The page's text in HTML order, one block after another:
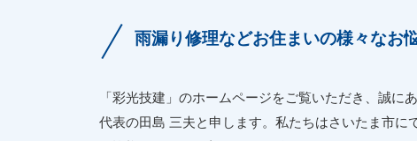
雨漏り修理などお住まいの様々なお
「彩光技建」のホームページをご覧いただき、誠に
代表の田島 三夫と申します。私たちはさいたま市